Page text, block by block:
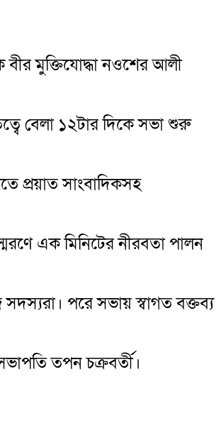
বীর মুক্তিযোদ্ধা নওশের আলী
বেলা ১২টার দিকে সভা শুরু
প্রয়াত সাংবাদিকসহ
এক মিনিটের নীরবতা পালন
পরে সভায় স্বাগত বক্তব্য
তপন চক্রবর্তী।